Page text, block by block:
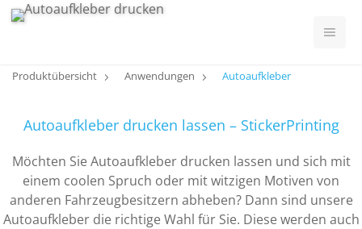
Produktübersicht Anwendungen Autoaufkleber
Autoaufkleber drucken lassen – StickerPrinting
Möchten Sie Autoaufkleber drucken lassen und sich mit
einem coolen Spruch oder mit witzigen Motiven von
anderen Fahrzeugbesitzern abheben? Dann sind unsere
Autoaufkleber die richtige Wahl für Sie. Diese werden auch